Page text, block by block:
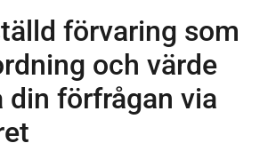
förvaring som
och värde
din förfrågan via